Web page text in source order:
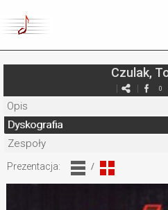
Czulak,
0
Opis
Dyskografia
Zespoły
Prezentacja: /